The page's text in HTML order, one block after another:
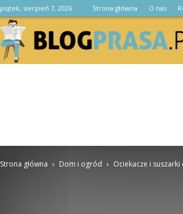
piątek, sierpień 7, 2026 Strona główna O nas
Strona główna Dom i ogród Ociekacze i suszarki